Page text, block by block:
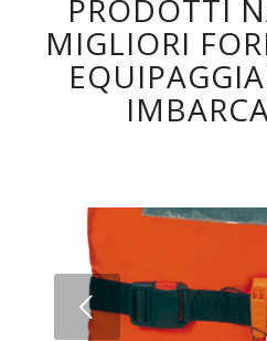
PRODOTTI
MIGLIORI
Succ